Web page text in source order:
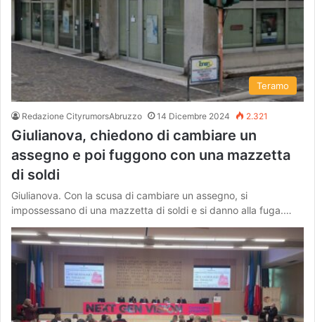
Teramo
Redazione CityrumorsAbruzzo 14 Dicembre 2024 2.321
Giulianova, chiedono di cambiare un
assegno e poi fuggono con una mazzetta
di soldi
Giulianova. Con la scusa di cambiare un assegno, si
impossessano di una mazzetta di soldi e si danno alla fuga.…